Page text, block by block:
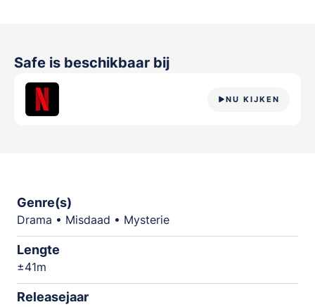
Safe is beschikbaar bij
NU KIJKEN
Genre(s)
Drama • Misdaad • Mysterie
Lengte
±41m
Releasejaar